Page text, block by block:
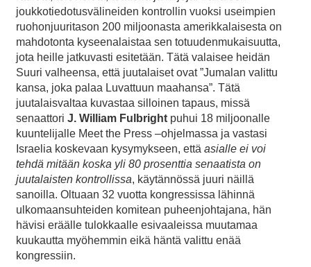
joukkotiedotusvälineiden kontrollin vuoksi useimpien
ruohonjuuritason 200 miljoonasta amerikkalaisesta on
mahdotonta kyseenalaistaa sen totuudenmukaisuutta,
jota heille jatkuvasti esitetään. Tätä valaisee heidän
Suuri valheensa, että juutalaiset ovat ”Jumalan valittu
kansa, joka palaa Luvattuun maahansa”. Tätä
juutalaisvaltaa kuvastaa silloinen tapaus, missä
senaattori J. William Fulbright puhui 18 miljoonalle
kuuntelijalle Meet the Press –ohjelmassa ja vastasi
Israelia koskevaan kysymykseen, että asialle ei voi
tehdä mitään koska yli 80 prosenttia senaatista on
juutalaisten kontrollissa, käytännössä juuri näillä
sanoilla. Oltuaan 32 vuotta kongressissa lähinnä
ulkomaansuhteiden komitean puheenjohtajana, hän
hävisi eräälle tulokkaalle esivaaleissa muutamaa
kuukautta myöhemmin eikä häntä valittu enää
kongressiin.